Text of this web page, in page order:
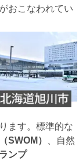
おこなわれてい
ます。標準的な
SWOM）
、自然
ンプ